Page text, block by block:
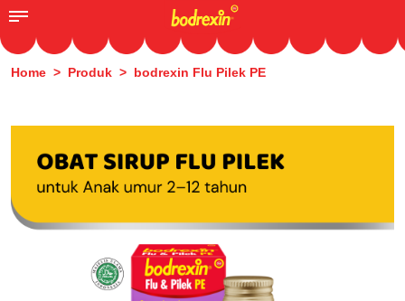
Home > Produk > bodrexin Flu Pilek PE